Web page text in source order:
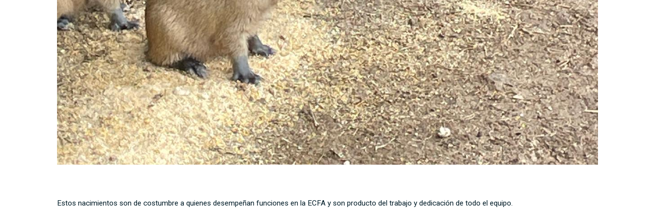
Estos nacimientos son de costumbre a quienes desempeñan funciones en la ECFA y son producto del trabajo y dedicación de todo el equipo.